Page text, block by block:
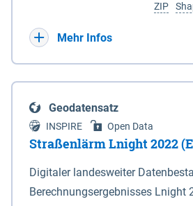
(DTK) im Maßstab 1 : 100 000
verkleinerte Amtliche Karte 1 : 5
projizierte Koordinaten im
Terrestrischen Referenzsystem
der Universalen Transversalen
bezogen auf die Zone 32 N (UTM
(Anlage 4); Gleiches gilt für die
ZIP
Mehr Infos
Geodatensatz
INSPIRE Open Data
Straßenlärm Lnight 2022
Digitaler landesweiter
Berechnungsergebnisses Lnight